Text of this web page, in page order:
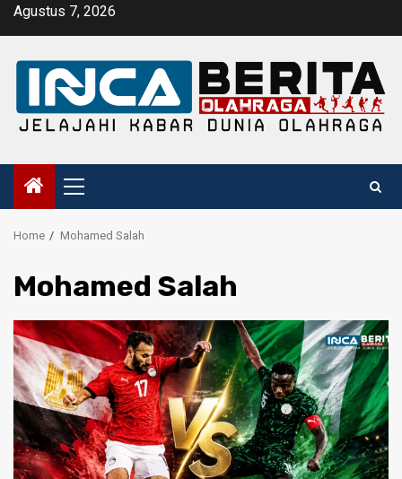
SkipAgustus 7, 2026
Primary
Menu
Home Mohamed Salah
Mohamed Salah